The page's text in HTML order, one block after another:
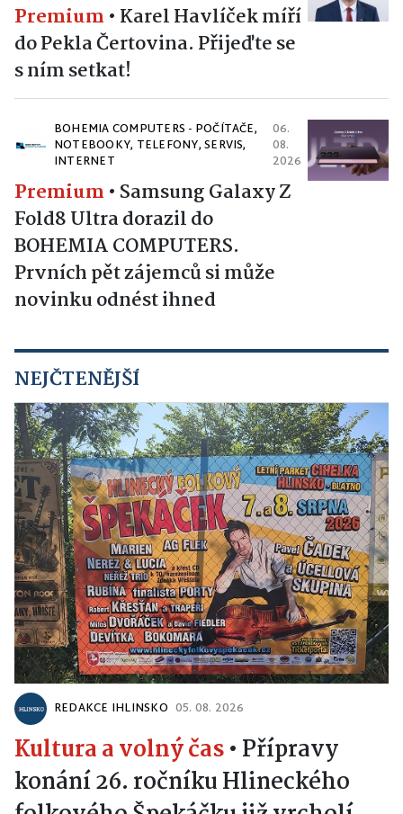
Premium • Karel Havlíček míří
do Pekla Čertovina. Přijeďte se
s ním setkat!
BOHEMIA COMPUTERS - POČÍTAČE,
NOTEBOOKY, TELEFONY, SERVIS,
INTERNET
06.
08.
2026
Premium • Samsung Galaxy Z
Fold8 Ultra dorazil do
BOHEMIA COMPUTERS.
Prvních pět zájemců si může
novinku odnést ihned
NEJČTENĚJŠÍ
REDAKCE IHLINSKO 05. 08. 2026
Kultura a volný čas• Přípravy
konání 26. ročníku Hlineckého